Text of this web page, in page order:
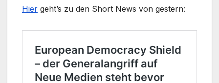
Hier geht’s zu den Short News von gestern: